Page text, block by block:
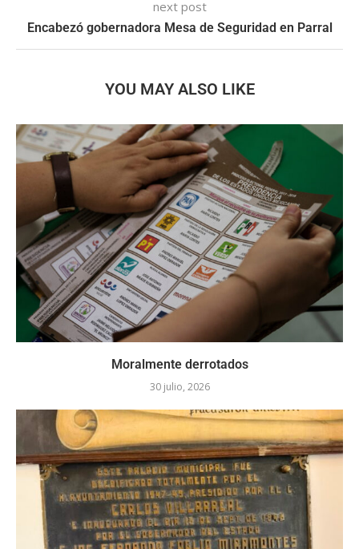
next post
Encabezó gobernadora Mesa de Seguridad en Parral
YOU MAY ALSO LIKE
Moralmente derrotados
30 julio, 2026